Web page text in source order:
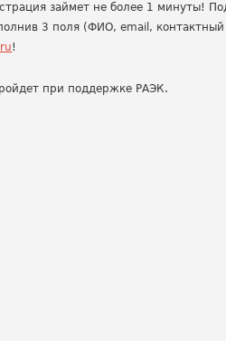
займет не более 1 минуты!
3 поля (ФИО, email,
!
при поддержке РАЭК.